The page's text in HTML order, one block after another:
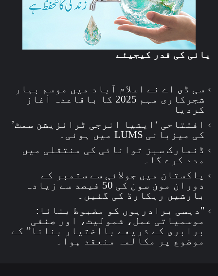
پانی کی قدر کیجیئے
سی ڈی اے نے اسلام آباد میں موسم بہار
شجرکاری مہم 2025 کا باقاعدہ آغاز
کردیا
افتتاحی ‘ایشیا انرجی ٹرانزیشن سمٹ’
کی میزبانی LUMS میں ہوئی۔
ڈنمارک سبز توانائی کی منتقلی میں
مدد کرے گا۔
پاکستان میں جولائی سے ستمبر کے
دوران مون سون کی 50 فیصد سے زیادہ
بارشیں ریکارڈ کی گئیں۔
"دیسی برادریوں کو مضبوط بنانا:
موسمیاتی عمل، شمولیت، اور صنفی
برابری کے ذریعے بااختیار بنانا” کے
موضوع پر مکالمہ منعقد ہوا۔